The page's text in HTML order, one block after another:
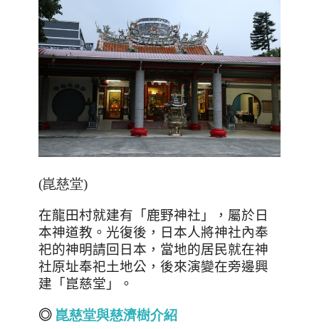
(崑慈堂)
在龍田村就建有「鹿野神社」，屬於日
本神道教。光復後，日本人將神社內奉
祀的神明請回日本，當地的居民就在神
社原址奉祀土地公，後來演變在旁邊興
建「崑慈堂」。
◎ 崑慈堂與慈濟樹介紹